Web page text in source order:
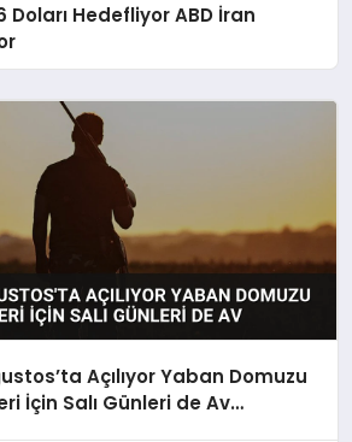
Doları Hedefliyor ABD İran
Açılıyor Yaban Domuzu
İçin Salı Günleri de Av